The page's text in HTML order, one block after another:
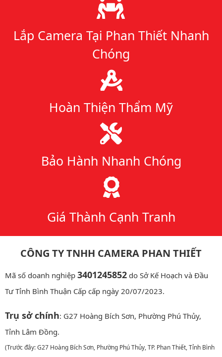
Lý do chọn chúng tôi
Lắp Camera Tại Phan Thiết Nhanh
Chóng
Hoàn Thiện Thẩm Mỹ
Bảo Hành Nhanh Chóng
Giá Thành Cạnh Tranh
CÔNG TY TNHH CAMERA PHAN THIẾT
Mã số doanh nghiệp 3401245852 do Sở Kế Hoạch và Đầu
Tư Tỉnh Bình Thuận Cấp cấp ngày 20/07/2023.
Trụ sở chính: G27 Hoàng Bích Sơn, Phường Phú Thủy,
Tỉnh Lâm Đồng.
(Trước đây: G27 Hoàng Bích Sơn, Phường Phú Thủy, TP. Phan Thiết, Tỉnh Bình